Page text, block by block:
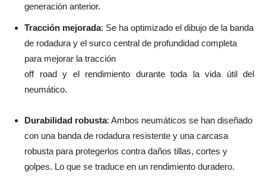
generación anterior.
Tracción mejorada: Se ha optimizado el dibujo de la banda
de rodadura y el surco central de profundidad completa
para mejorar la tracción
off road y el rendimiento durante toda la vida útil del
neumático.
Durabilidad robusta: Ambos neumáticos se han diseñado
con una banda de rodadura resistente y una carcasa
robusta para protegerlos contra daños tillas, cortes y
golpes. Lo que se traduce en un rendimiento duradero.